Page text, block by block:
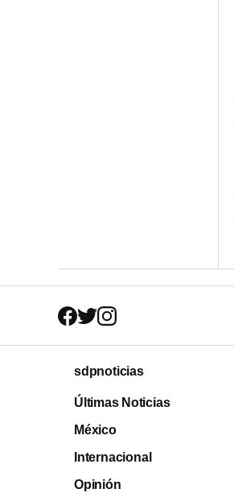
sdpnoticias
Últimas Noticias
México
Internacional
Opinión